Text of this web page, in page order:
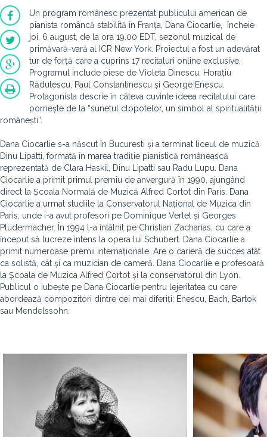
Un program românesc prezentat publicului american de
pianista româncă stabilită în Franța, Dana Ciocarlie, încheie
joi, 6 august, de la ora 19.00 EDT, sezonul muzical de
primăvară-vară al ICR New York. Proiectul a fost un adevărat
tur de forță care a cuprins 17 recitaluri online exclusive.
Programul include piese de Violeta Dinescu, Horațiu
Rădulescu, Paul Constantinescu și George Enescu.
Protagonista descrie în câteva cuvinte ideea recitalului care
pornește de la “sunetul clopotelor, un simbol al spiritualității
românești“.
Dana Ciocarlie s-a născut în Bucuresti și a terminat liceul de muzică
Dinu Lipatti, formată în marea tradiție pianistică românească
reprezentată de Clara Haskil, Dinu Lipatti sau Radu Lupu. Dana
Ciocarlie a primit primul premiu de anvergură în 1990, ajungând
direct la Școala Normală de Muzică Alfred Cortot din Paris. Dana
Ciocarlie a urmat studiile la Conservatorul Național de Muzica din
Paris, unde i-a avut profesori pe Dominique Verlet și Georges
Pludermacher. În 1994 l-a întâlnit pe Christian Zacharias, cu care a
început să lucreze intens la opera lui Schubert. Dana Ciocarlie a
primit numeroase premii internaționale. Are o carieră de succes atât
ca solistă, cât și ca muzician de cameră. Dana Ciocarlie e profesoară
la Școala de Muzica Alfred Cortot și la conservatorul din Lyon.
Publicul o iubește pe Dana Ciocarlie pentru lejeritatea cu care
abordează compozitori dintre cei mai diferiți: Enescu, Bach, Bartok
sau Mendelssohn.